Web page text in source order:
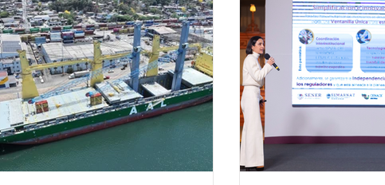
del papel que ha asumido la EJE en la
difusión de la justicia electoral como
un bien público. La mayor parte de las
personas capacitadas no forma